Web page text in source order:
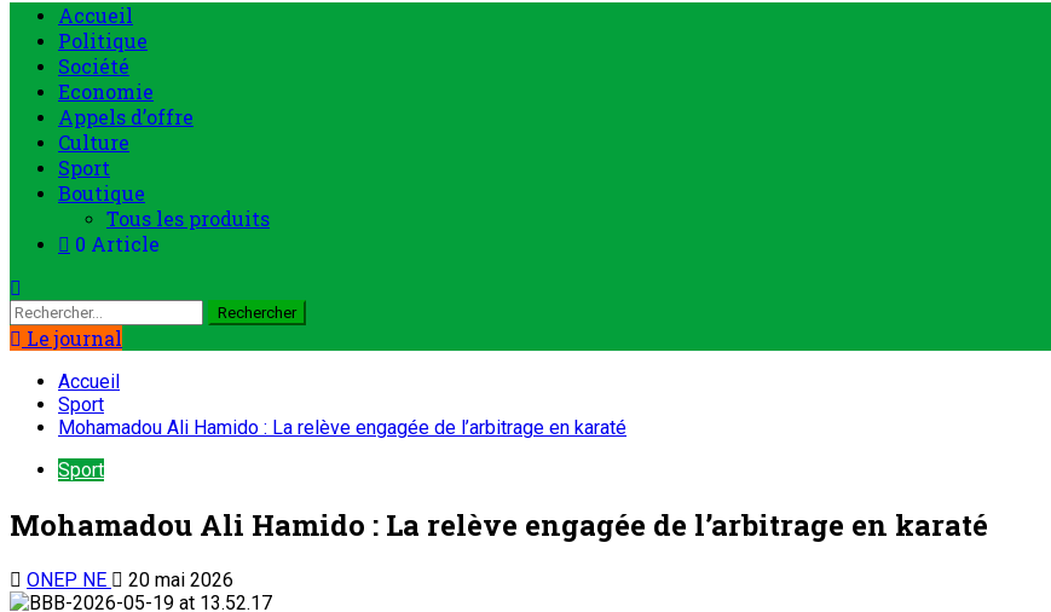
Accueil
Politique
Société
Economie
Appels d’offre
Culture
Sport
Boutique
Tous les produits
0 Article
Le journal
Accueil
Sport
Mohamadou Ali Hamido : La relève engagée de l’arbitrage en karaté
Sport
Mohamadou Ali Hamido : La relève engagée de l’arbitrage en karaté
ONEP NE 20 mai 2026